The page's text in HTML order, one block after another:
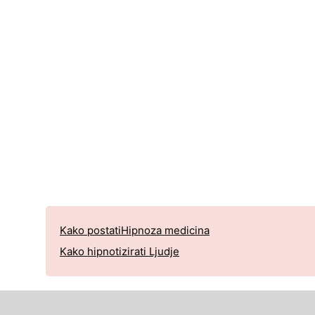
Kako postatiHipnoza medicina
Kako hipnotizirati Ljudje